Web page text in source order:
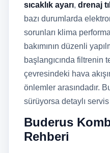
sıcaklık ayarı, drenaj
bazı durumlarda
sorunları klima
bakımının düzenli
başlangıcında filtrenin
çevresindeki hava
önlemler arasındadır.
sürüyorsa detaylı
Buderus
Rehberi